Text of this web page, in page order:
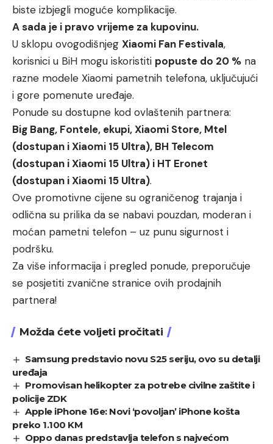
biste izbjegli moguće komplikacije.
A sada je i pravo vrijeme za kupovinu.
U sklopu ovogodišnjeg Xiaomi Fan Festivala,
korisnici u BiH mogu iskoristiti popuste do 20 % na
razne modele Xiaomi pametnih telefona, uključujući
i gore pomenute uređaje.
Ponude su dostupne kod ovlaštenih partnera:
Big Bang, Fontele, ekupi, Xiaomi Store, Mtel
(dostupan i Xiaomi 15 Ultra), BH Telecom
(dostupan i Xiaomi 15 Ultra) i HT Eronet
(dostupan i Xiaomi 15 Ultra).
Ove promotivne cijene su ograničenog trajanja i
odlična su prilika da se nabavi pouzdan, moderan i
moćan pametni telefon – uz punu sigurnost i
podršku.
Za više informacija i pregled ponude, preporučuje
se posjetiti zvanične stranice ovih prodajnih
partnera!
Možda ćete voljeti pročitati
Samsung predstavio novu S25 seriju, ovo su detalji
uređaja
Promovisan helikopter za potrebe civilne zaštite i
policije ZDK
Apple iPhone 16e: Novi ‘povoljan’ iPhone košta
preko 1.100 KM
Oppo danas predstavlja telefon s najvećom